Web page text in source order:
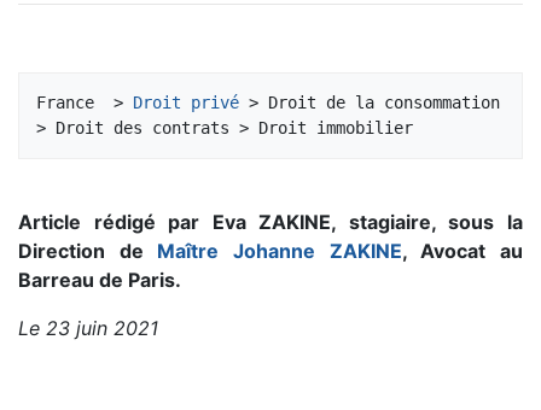
France  > Droit privé > Droit de la consommation
Article rédigé par Eva ZAKINE, stagiaire, sous la
Direction de Maître Johanne ZAKINE, Avocat au
Barreau de Paris.
Le 23 juin 2021